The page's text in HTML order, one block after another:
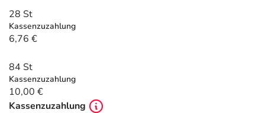
Tierapotheke
Vitamine & Mineralstoffe
Marken
Salus Deals
28 St
Kassenzuzahlung
6,76 €
84 St
Kassenzuzahlung
10,00 €
Kassenzuzahlung